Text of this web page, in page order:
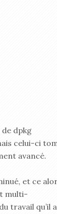
de dpkg
celui-ci
avancé.
et ce
multi-
travail qu’il a